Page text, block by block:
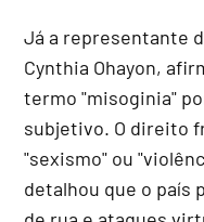
Já a representante
Cynthia Ohayon,
termo "misoginia"
subjetivo. O direito
"sexismo" ou
detalhou que o país